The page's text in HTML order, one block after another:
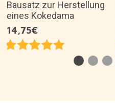
Bausatz zur Herstellung
eines Kokedama
14,75€